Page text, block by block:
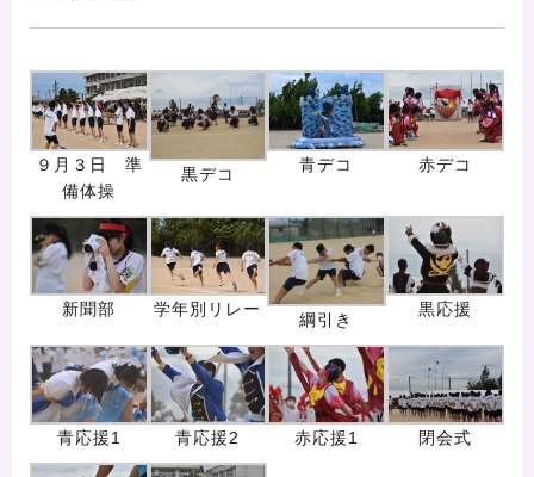
９月３日 準
備体操
黒デコ
青デコ 赤デコ
新聞部 学年別リレー
綱引き
黒応援
青応援1 青応援2 赤応援1 閉会式